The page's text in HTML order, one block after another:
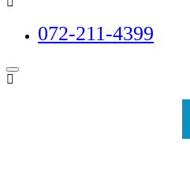
072-211-4399